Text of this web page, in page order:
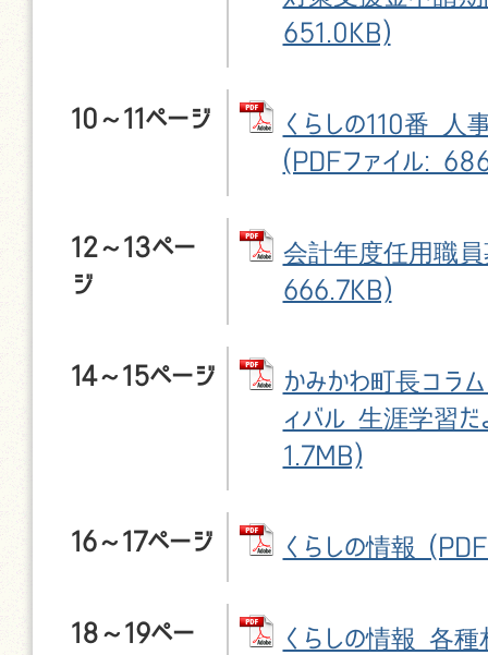
651.0KB)
10～11ページ
くらしの110番 人
(PDFファイル:
12～13ペー
ジ
会計年度任用職員
666.7KB)
14～15ページ
かみかわ町長コラ
ィバル 生涯学習だ
1.7MB)
16～17ページ くらしの情報
18～19ペー
くらしの情報 各